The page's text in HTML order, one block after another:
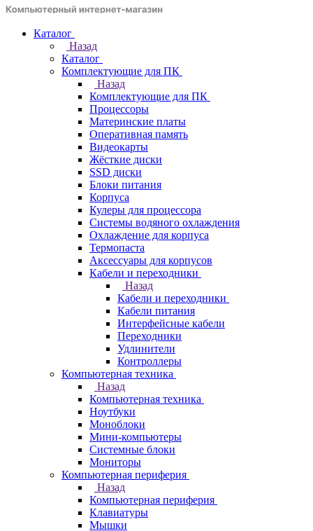
Каталог
Назад
Каталог
Комплектующие для ПК
Назад
Комплектующие для ПК
Процессоры
Материнские платы
Оперативная память
Видеокарты
Жёсткие диски
SSD диски
Блоки питания
Корпуса
Кулеры для процессора
Системы водяного охлаждения
Охлаждение для корпуса
Термопаста
Аксессуары для корпусов
Кабели и переходники
Назад
Кабели и переходники
Кабели питания
Интерфейсные кабели
Переходники
Удлинители
Контроллеры
Компьютерная техника
Назад
Компьютерная техника
Ноутбуки
Моноблоки
Мини-компьютеры
Системные блоки
Мониторы
Компьютерная периферия
Назад
Компьютерная периферия
Клавиатуры
Мышки